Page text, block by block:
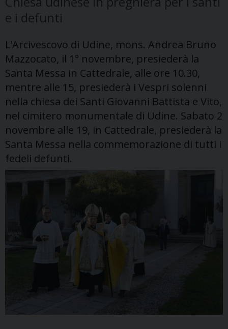
e i defunti
L’Arcivescovo di Udine, mons. Andrea Bruno
Mazzocato, il 1° novembre, presiederà la
Santa Messa in Cattedrale, alle ore 10.30,
mentre alle 15, presiederà i Vespri solenni
nella chiesa dei Santi Giovanni Battista e Vito,
nel cimitero monumentale di Udine. Sabato 2
novembre alle 19, in Cattedrale, presiederà la
Santa Messa nella commemorazione di tutti i
fedeli defunti.